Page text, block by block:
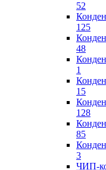
52
125
48
1
15
128
85
3
ЧИП-